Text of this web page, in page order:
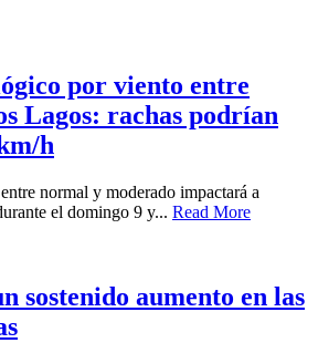
por viento entre
Lagos: rachas podrían
h
normal y moderado impactará a
el domingo 9 y... Read More
sostenido aumento en las